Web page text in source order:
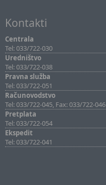
Kontakti
Centrala
Tel: 033/722-030
Uredništvo
Tel: 033/722-038
Pravna služba
Tel: 033/722-051
Računovodstvo
Tel: 033/722-045, Fax: 033/722-046
Pretplata
Tel: 033/722-054
Ekspedit
Tel: 033/722-041